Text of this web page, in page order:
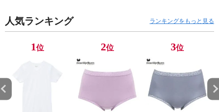
人気ランキング ランキングをもっと見る
1位 2位 3位